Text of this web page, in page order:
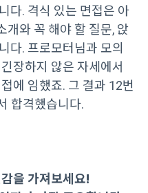
다. 격식 있는 면접은 아
개와 꼭 해야 할 질문, 앉
다. 프로모터님과 모의
장하지 않은 자세에서
에 임했죠. 그 결과 12번
합격했습니다.
을 가져보세요!